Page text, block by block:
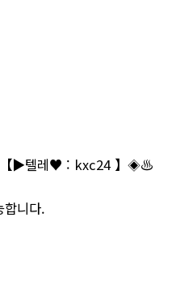
▶텔레♥ : kxc24 】◈♨️
합니다.